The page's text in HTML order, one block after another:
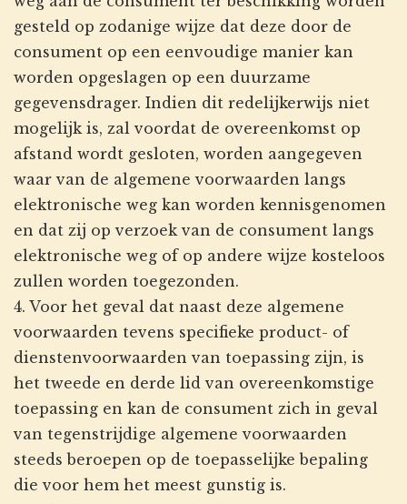
gesteld op zodanige wijze dat deze door de
consument op een eenvoudige manier kan
worden opgeslagen op een duurzame
gegevensdrager. Indien dit redelijkerwijs niet
mogelijk is, zal voordat de overeenkomst op
afstand wordt gesloten, worden aangegeven
waar van de algemene voorwaarden langs
elektronische weg kan worden kennisgenomen
en dat zij op verzoek van de consument langs
elektronische weg of op andere wijze kosteloos
zullen worden toegezonden.
4. Voor het geval dat naast deze algemene
voorwaarden tevens specifieke product- of
dienstenvoorwaarden van toepassing zijn, is
het tweede en derde lid van overeenkomstige
toepassing en kan de consument zich in geval
van tegenstrijdige algemene voorwaarden
steeds beroepen op de toepasselijke bepaling
die voor hem het meest gunstig is.